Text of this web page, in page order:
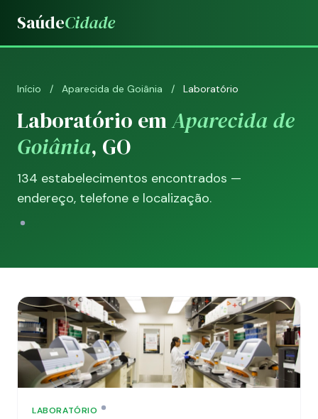
SaúdeCidade
Início / Aparecida de Goiânia / Laboratório
Laboratório emAparecida de
Goiânia, GO
134 estabelecimentos encontrados —
endereço, telefone e localização.
LABORATÓRIO